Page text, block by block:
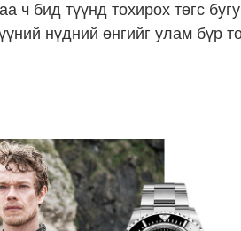
ч бид түүнд тохирох төгс
нүдний өнгийг улам бүр